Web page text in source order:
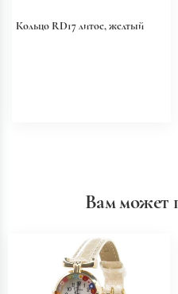
Кольцо RD17 литое, желтый
Вам может